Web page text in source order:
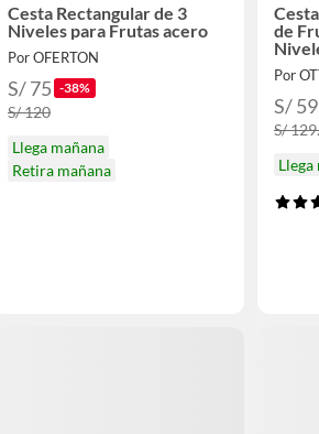
Cesta Rectangular de 3
Niveles para Frutas acero
Por OFERTON
S/ 75 -38%
S/ 120
Llega mañana
Retira mañana
de
Por
S/
S/
Llega